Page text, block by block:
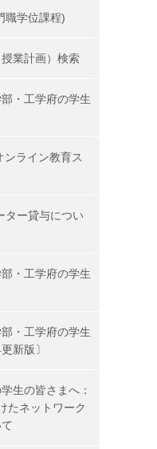
職学位課程)
業計画）検索
部・工学府の学生
ンライン教育ス
ター貸与につい
・工学府の学生
・工学府の学生
新版〕
生の皆さまへ：
たネットワーク